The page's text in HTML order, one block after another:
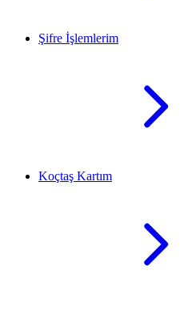
Şifre İşlemlerim
Koçtaş Kartım